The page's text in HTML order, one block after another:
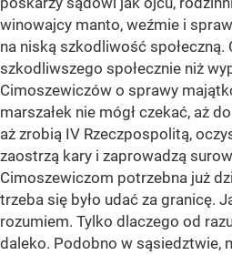
winowajcy manto, weźmie i
na niską szkodliwość społeczną.
szkodliwszego społecznie niż
Cimoszewiczów o sprawy
marszałek nie mógł czekać, aż
aż zrobią IV Rzeczpospolitą,
zaostrzą kary i zaprowadzą
Cimoszewiczom potrzebna już
trzeba się było udać za granicę.
rozumiem. Tylko dlaczego od
daleko. Podobno w sąsiedztwie,